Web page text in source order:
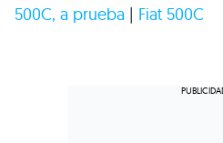
500C, a prueba | Fiat 500C